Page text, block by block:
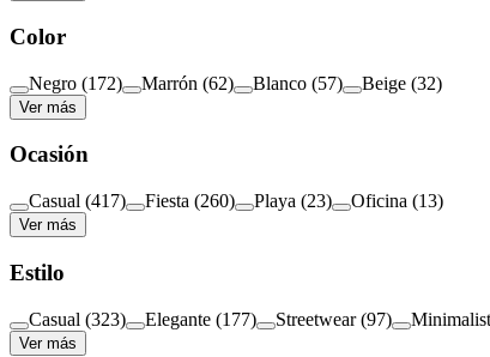
Color
Negro (172) Marrón (62) Blanco (57) Beige (32)
Ver más
Ocasión
Casual (417) Fiesta (260) Playa (23) Oficina (13)
Ver más
Estilo
Casual (323) Elegante (177) Streetwear (97)
Ver más